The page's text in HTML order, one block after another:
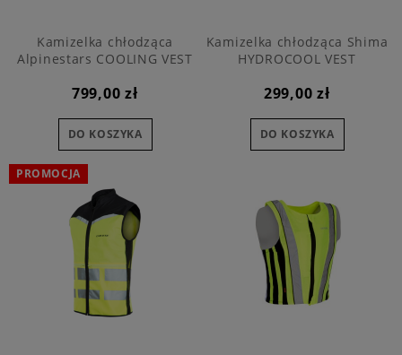
Kamizelka chłodząca
Alpinestars COOLING VEST
799,00 zł
DO KOSZYKA
Kamizelka chłodząca Shima
HYDROCOOL VEST
299,00 zł
DO KOSZYKA
PROMOCJA